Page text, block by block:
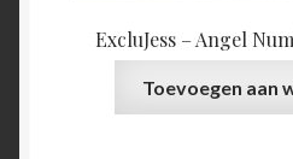
ExcluJess – Angel
Toevoegen aan